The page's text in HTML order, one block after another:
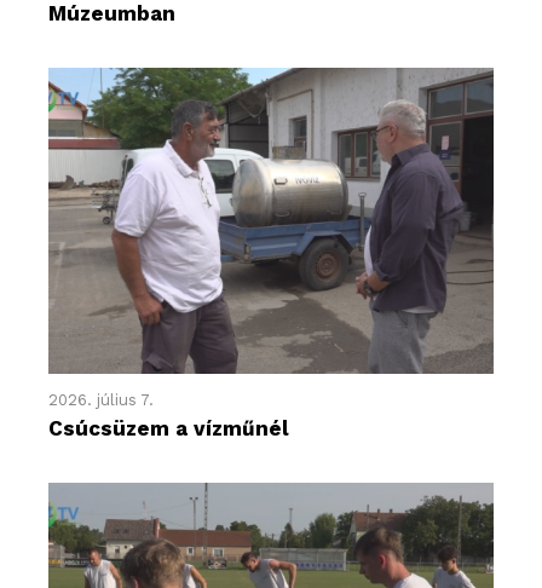
Múzeumban
2026. július 7.
Csúcsüzem a vízműnél